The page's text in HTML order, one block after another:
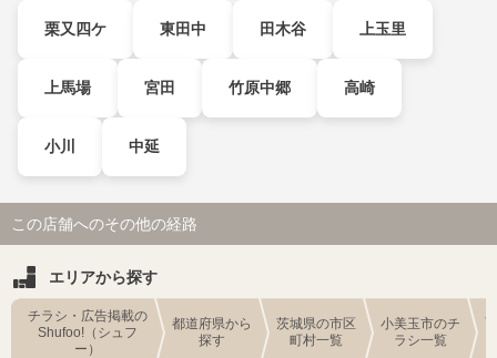
栗又四ケ 東田中 田木谷 上玉里
上馬場 宮田 竹原中郷 高崎
小川 中延
この店舗へのその他の経路
エリアから探す
チラシ・広告掲載の
Shufoo!（シュフ
ー）
都道府県から
探す
茨城県の市区
町村一覧
小美玉市のチ
ラシ一覧